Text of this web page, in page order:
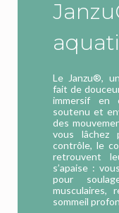
Le Janzu®,
fait de
immersif en
soutenu et
des
vous
contrôle, le
retrouvent
s’apaise :
pour
musculaires,
sommeil